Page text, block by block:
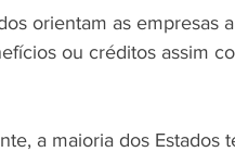
orientam as
ou créditos assim
a maioria dos